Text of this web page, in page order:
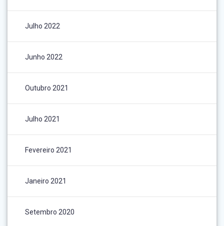
Julho 2022
Junho 2022
Outubro 2021
Julho 2021
Fevereiro 2021
Janeiro 2021
Setembro 2020